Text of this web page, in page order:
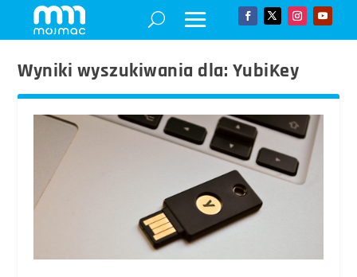
Wyniki wyszukiwania dla: YubiKey